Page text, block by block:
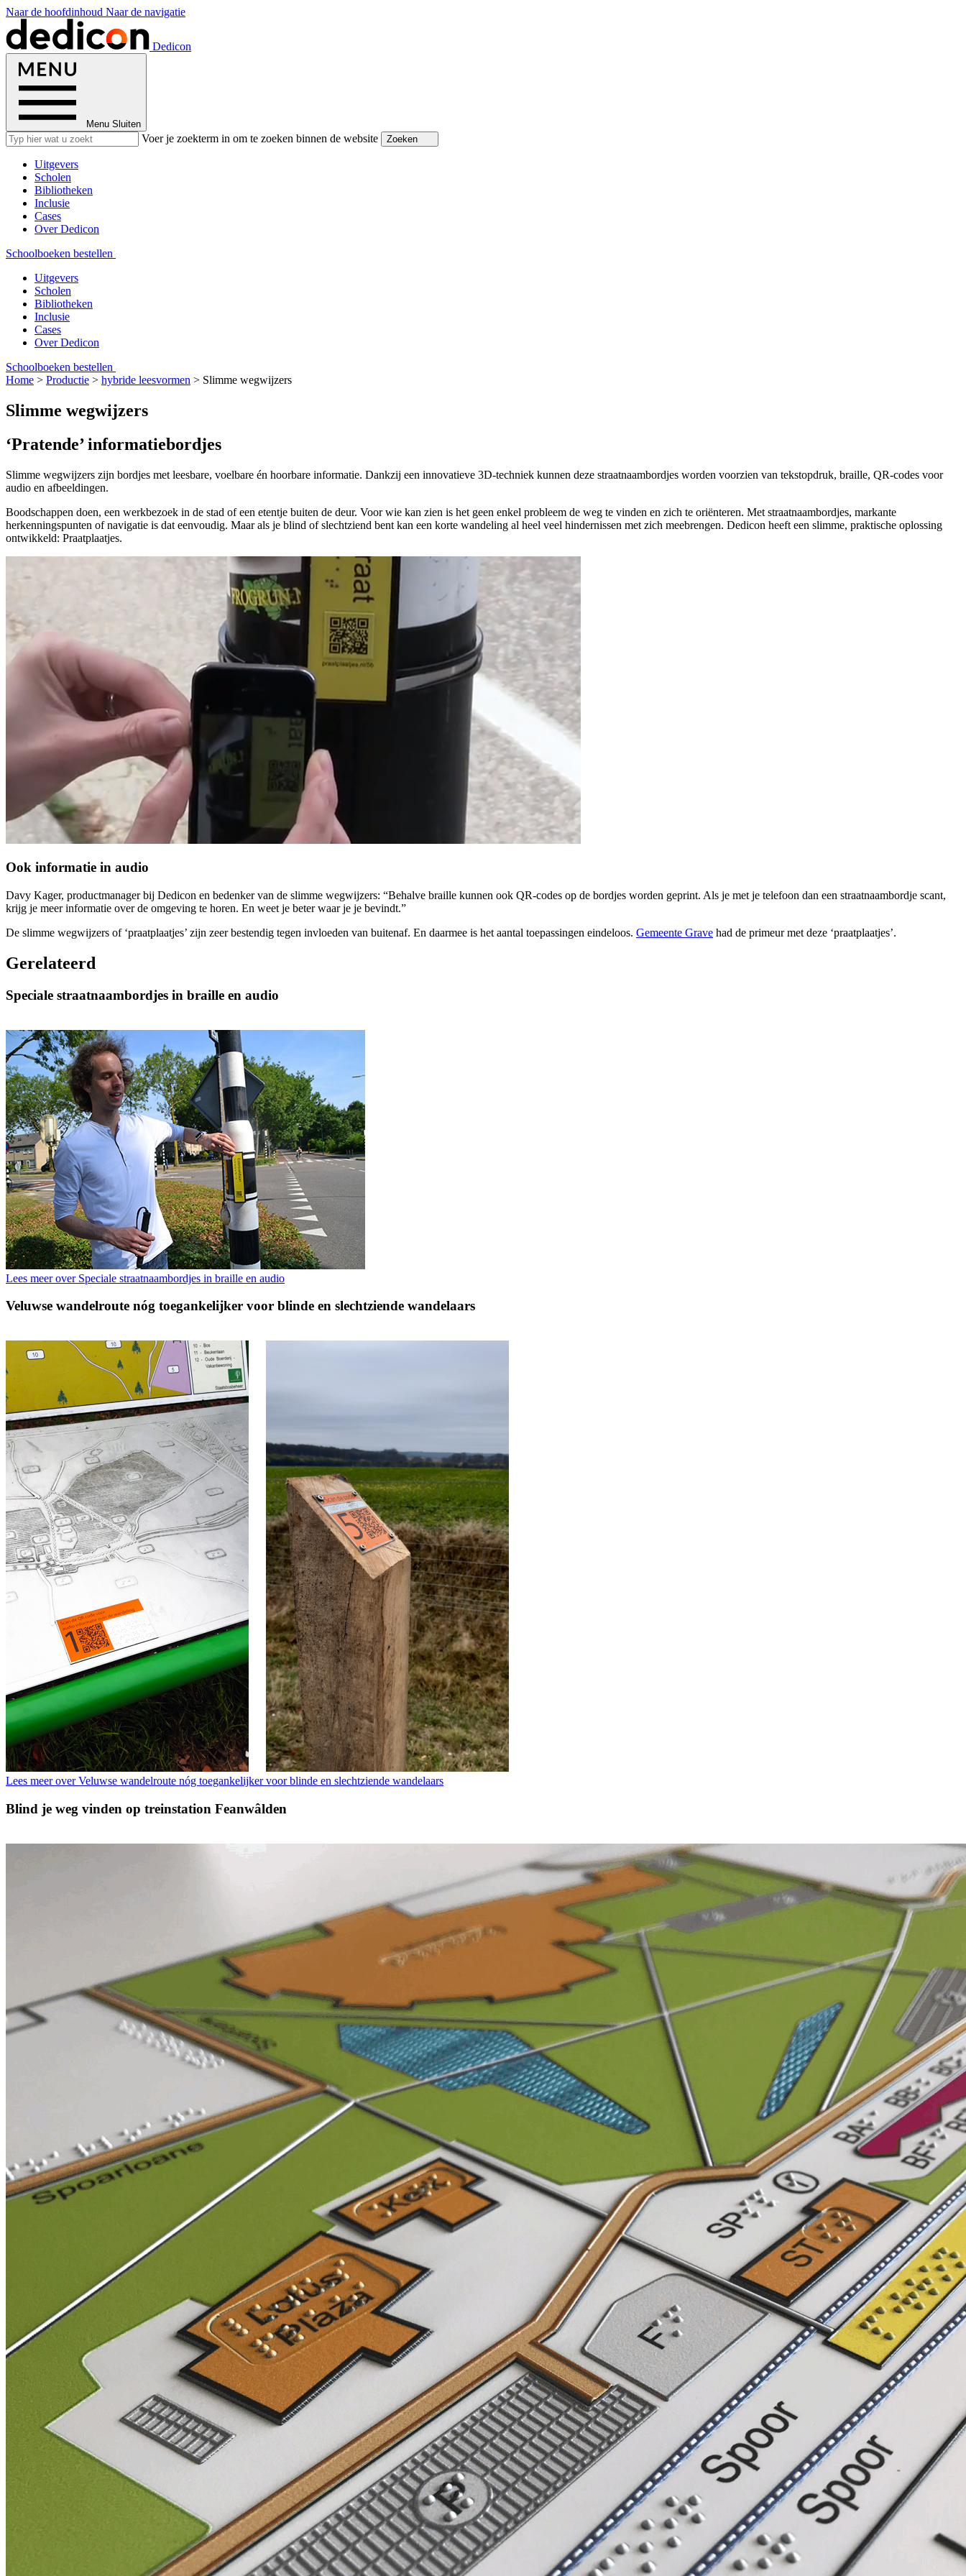
Naar de hoofdinhoud Naar de navigatie
Dedicon
Menu Sluiten
Voer je zoekterm in om te zoeken binnen de website Zoeken
Uitgevers
Scholen
Bibliotheken
Inclusie
Cases
Over Dedicon
Schoolboeken bestellen
Uitgevers
Scholen
Bibliotheken
Inclusie
Cases
Over Dedicon
Schoolboeken bestellen
Home > Productie > hybride leesvormen > Slimme wegwijzers
Slimme wegwijzers
‘Pratende’ informatiebordjes
Slimme wegwijzers zijn bordjes met leesbare, voelbare én hoorbare informatie. Dankzij een innovatieve 3D-techniek kunnen deze straatnaambordjes worden voorzien van tekstopdruk, braille, QR-codes voor
audio en afbeeldingen.
Boodschappen doen, een werkbezoek in de stad of een etentje buiten de deur. Voor wie kan zien is het geen enkel probleem de weg te vinden en zich te oriënteren. Met straatnaambordjes, markante
herkenningspunten of navigatie is dat eenvoudig. Maar als je blind of slechtziend bent kan een korte wandeling al heel veel hindernissen met zich meebrengen. Dedicon heeft een slimme, praktische oplossing
ontwikkeld: Praatplaatjes.
Ook informatie in audio
Davy Kager, productmanager bij Dedicon en bedenker van de slimme wegwijzers: “Behalve braille kunnen ook QR-codes op de bordjes worden geprint. Als je met je telefoon dan een straatnaambordje scant,
krijg je meer informatie over de omgeving te horen. En weet je beter waar je je bevindt.”
De slimme wegwijzers of ‘praatplaatjes’ zijn zeer bestendig tegen invloeden van buitenaf. En daarmee is het aantal toepassingen eindeloos. Gemeente Grave had de primeur met deze ‘praatplaatjes’.
Gerelateerd
Speciale straatnaambordjes in braille en audio
Lees meer over Speciale straatnaambordjes in braille en audio
Veluwse wandelroute nóg toegankelijker voor blinde en slechtziende wandelaars
Lees meer over Veluwse wandelroute nóg toegankelijker voor blinde en slechtziende wandelaars
Blind je weg vinden op treinstation Feanwâlden